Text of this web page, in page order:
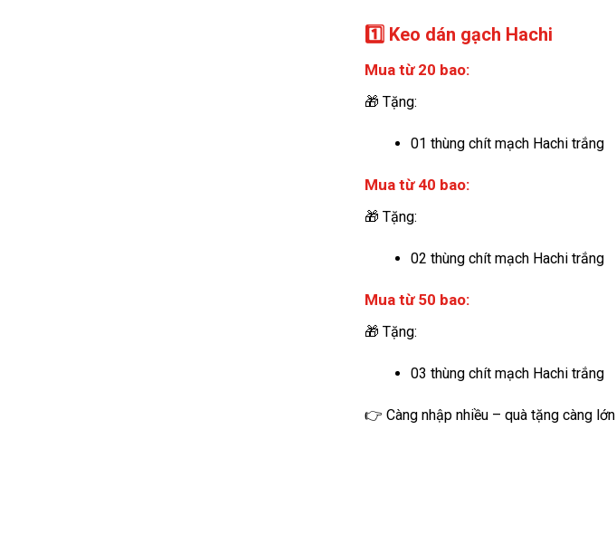
1️⃣ Keo dán gạch Hachi
Mua từ 20 bao:
🎁 Tặng:
01 thùng chít mạch Hachi trắng
Mua từ 40 bao:
🎁 Tặng:
02 thùng chít mạch Hachi trắng
Mua từ 50 bao:
🎁 Tặng:
03 thùng chít mạch Hachi trắng
👉 Càng nhập nhiều – quà tặng càng